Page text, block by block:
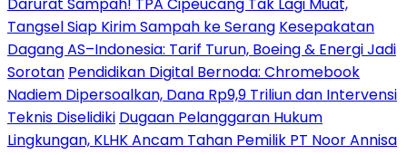
Tangsel Siap Kirim Sampah ke Serang Kesepakatan
Dagang AS–Indonesia: Tarif Turun, Boeing & Energi Jadi
Sorotan Pendidikan Digital Bernoda: Chromebook
Nadiem Dipersoalkan, Dana Rp9,9 Triliun dan Intervensi
Teknis Diselidiki Dugaan Pelanggaran Hukum
Lingkungan, KLHK Ancam Tahan Pemilik PT Noor Annisa